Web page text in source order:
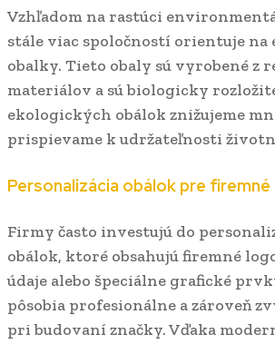
Vzhľadom na rastúci
stále viac spoločností orientuje na
obalky. Tieto obaly sú vyrobené z
materiálov a sú biologicky
ekologických obálok znižujeme
prispievame k udržateľnosti
Personalizácia obálok pre firemné
Firmy často investujú do
obálok, ktoré obsahujú firemné
údaje alebo špeciálne grafické
pôsobia profesionálne a zároveň
pri budovaní značky. Vďaka